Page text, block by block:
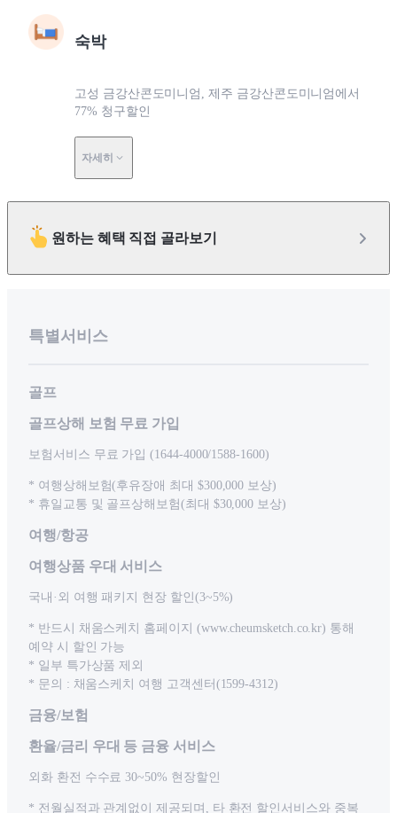
숙박
고성 금강산콘도미니엄, 제주 금강산콘도미니엄에서
77% 청구할인
자세히
원하는 혜택 직접 골라보기
특별서비스
골프
골프상해 보험 무료 가입
보험서비스 무료 가입 (1644-4000/1588-1600)
* 여행상해보험(후유장애 최대 $300,000 보상)
* 휴일교통 및 골프상해보험(최대 $30,000 보상)
여행/항공
여행상품 우대 서비스
국내·외 여행 패키지 현장 할인(3~5%)
* 반드시 채움스케치 홈페이지 (www.cheumsketch.co.kr) 통해
예약 시 할인 가능
* 일부 특가상품 제외
* 문의 : 채움스케치 여행 고객센터(1599-4312)
금융/보험
환율/금리 우대 등 금융 서비스
외화 환전 수수료 30~50% 현장할인
* 전월실적과 관계없이 제공되며, 타 환전 할인서비스와 중복